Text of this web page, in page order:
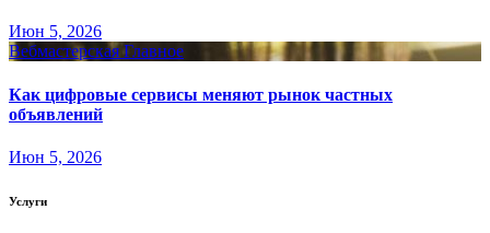
Июн 5, 2026
Вебмастерская Главное
Как цифровые сервисы меняют рынок частных
объявлений
Июн 5, 2026
Услуги